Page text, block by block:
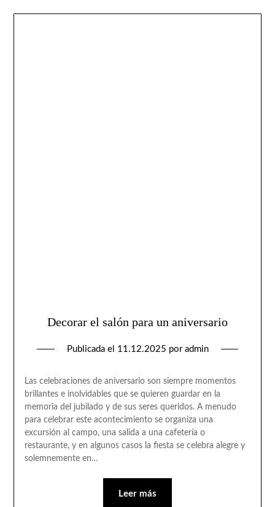
Decorar el salón para un aniversario
Publicada el 11.12.2025 por admin
Las celebraciones de aniversario son siempre momentos
brillantes e inolvidables que se quieren guardar en la
memoria del jubilado y de sus seres queridos. A menudo
para celebrar este acontecimiento se organiza una
excursión al campo, una salida a una cafetería o
restaurante, y en algunos casos la fiesta se celebra alegre y
solemnemente en…
Leer más